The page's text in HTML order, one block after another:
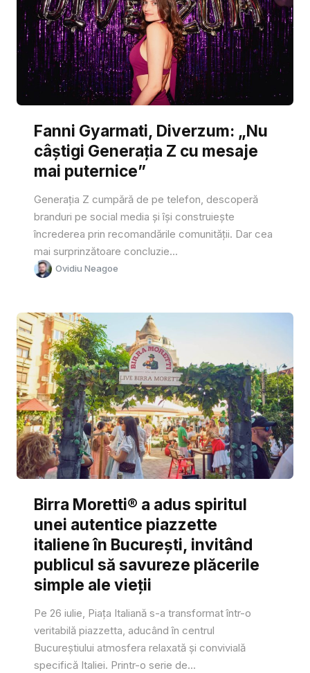
Fanni Gyarmati, Diverzum: „Nu
câștigi Generația Z cu mesaje
mai puternice”
Generația Z cumpără de pe telefon, descoperă
branduri pe social media și își construiește
încrederea prin recomandările comunității. Dar cea
mai surprinzătoare concluzie...
Ovidiu Neagoe
Birra Moretti® a adus spiritul
unei autentice piazzette
italiene în București, invitând
publicul să savureze plăcerile
simple ale vieții
Pe 26 iulie, Piața Italiană s-a transformat într-o
veritabilă piazzetta, aducând în centrul
Bucureștiului atmosfera relaxată și convivială
specifică Italiei. Printr-o serie de...